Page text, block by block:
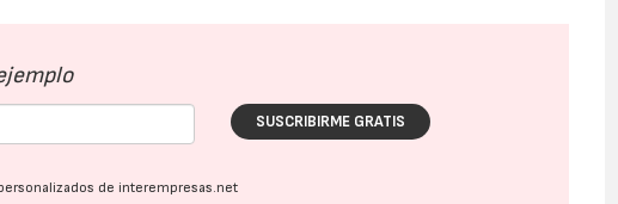
SUSCRIBIRME GRATIS
de interempresas.net